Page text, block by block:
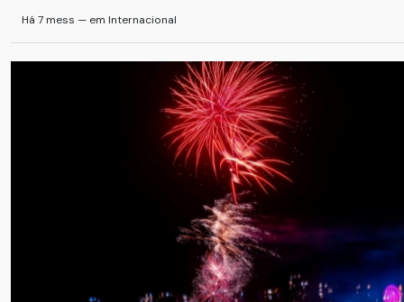
Há 7 mess — em Internacional